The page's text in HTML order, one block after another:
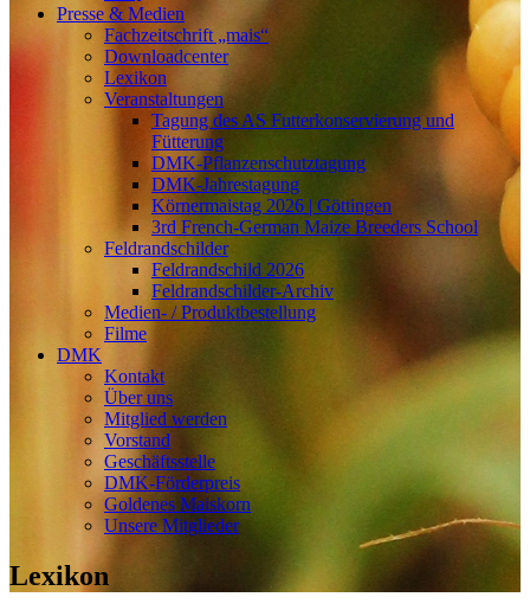
Presse & Medien
Fachzeitschrift „mais“
Downloadcenter
Lexikon
Veranstaltungen
Tagung des AS Futterkonservierung und
Fütterung
DMK-Pflanzenschutztagung
DMK-Jahrestagung
Körnermaistag 2026 | Göttingen
3rd French-German Maize Breeders School
Feldrandschilder
Feldrandschild 2026
Feldrandschilder-Archiv
Medien- / Produktbestellung
Filme
DMK
Kontakt
Über uns
Mitglied werden
Vorstand
Geschäftsstelle
DMK-Förderpreis
Goldenes Maiskorn
Unsere Mitglieder
Lexikon